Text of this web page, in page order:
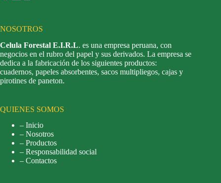
NOSOTROS
Celula Forestal E.I.R.L. es una empresa peruana, con
negocios en el rubro del papel y sus derivados. La empresa se
dedica a la fabricación de los siguientes productos:
cuadernos, papeles absorbentes, sacos multipliegos, cajas y
pirotines de paneton.
QUIENES SOMOS
– Inicio
– Nosotros
– Productos
– Responsabilidad social
– Contactos